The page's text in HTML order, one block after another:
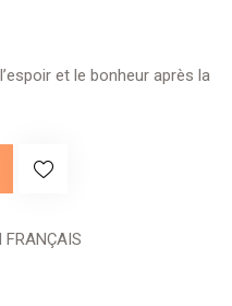
et le bonheur après la
FRANÇAIS